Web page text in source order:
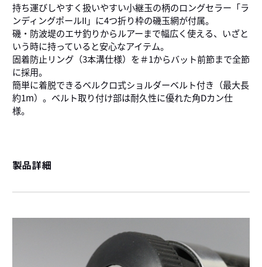
持ち運びしやすく扱いやすい小継玉の柄のロングセラー「ラ
ンディングポールII」に4つ折り枠の磯玉網が付属。
磯・防波堤のエサ釣りからルアーまで幅広く使える、いざと
いう時に持っていると安心なアイテム。
固着防止リング（3本溝仕様）を＃1からバット前節まで全節
に採用。
簡単に着脱できるベルクロ式ショルダーベルト付き（最大長
約1m）。ベルト取り付け部は耐久性に優れた角Dカン仕
様。
製品詳細